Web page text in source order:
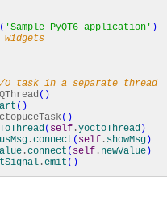
( 'Sample PyQT6 application' )
task in a separate thread
QThread ( )
( )
( )
( self .yoctoThread )
.connect ( self . showMsg )
.connect ( self . newValue )
.emit ( )